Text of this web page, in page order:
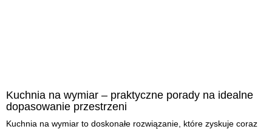
Kuchnia na wymiar – praktyczne porady na idealne
dopasowanie przestrzeni
Kuchnia na wymiar to doskonałe rozwiązanie, które zyskuje coraz